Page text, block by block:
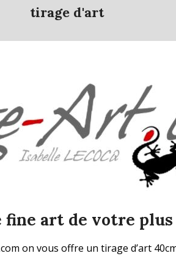
tirage d'art
fine art de votre
on vous offre un tirage d’art